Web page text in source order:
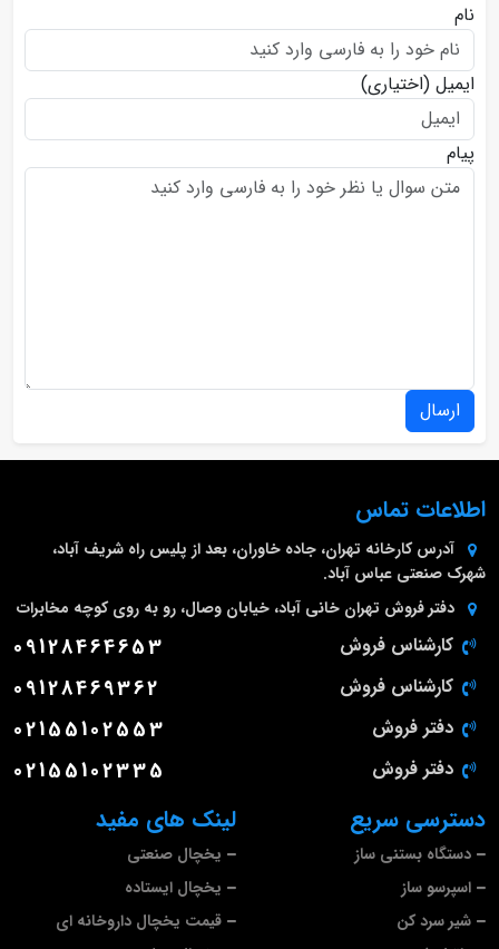
نام
ایمیل (اختیاری)
پیام
ارسال
لینک های مفید
یخچال صنعتی
یخچال ایستاده
قیمت یخچال داروخانه ای
دسترسی سریع
دستگاه بستنی ساز
اسپرسو ساز
شیر سرد کن
اطلاعات تماس
آدرس کارخانه تهران، جاده خاوران، بعد از پلیس راه شریف آباد،
شهرک صنعتی عباس آباد.
دفتر فروش تهران خانی آباد، خیابان وصال، رو به روی کوچه مخابرات
کارشناس فروش 09128464653
کارشناس فروش 09128469362
دفتر فروش 02155102553
دفتر فروش 02155102335